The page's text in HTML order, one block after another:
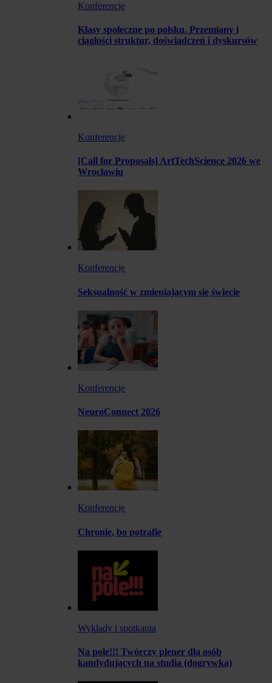
Konferencje
Klasy społeczne po polsku. Przemiany i
ciągłości struktur, doświadczeń i dyskursów
Konferencje
[Call for Proposals] ArtTechScience 2026 we
Wrocławiu
Konferencje
Seksualność w zmieniającym się świecie
Konferencje
NeuroConnect 2026
Konferencje
Chronię, bo potrafię
Wykłady i spotkania
Na pole!!! Twórczy plener dla osób
kandydujących na studia (dogrywka)